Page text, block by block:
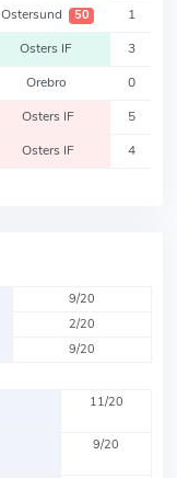
Ostersund 50 1
Osters IF 3
Orebro 0
Osters IF 5
Osters IF 4
9/20
2/20
9/20
11/20
9/20